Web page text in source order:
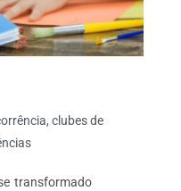
,clubes de
transformado